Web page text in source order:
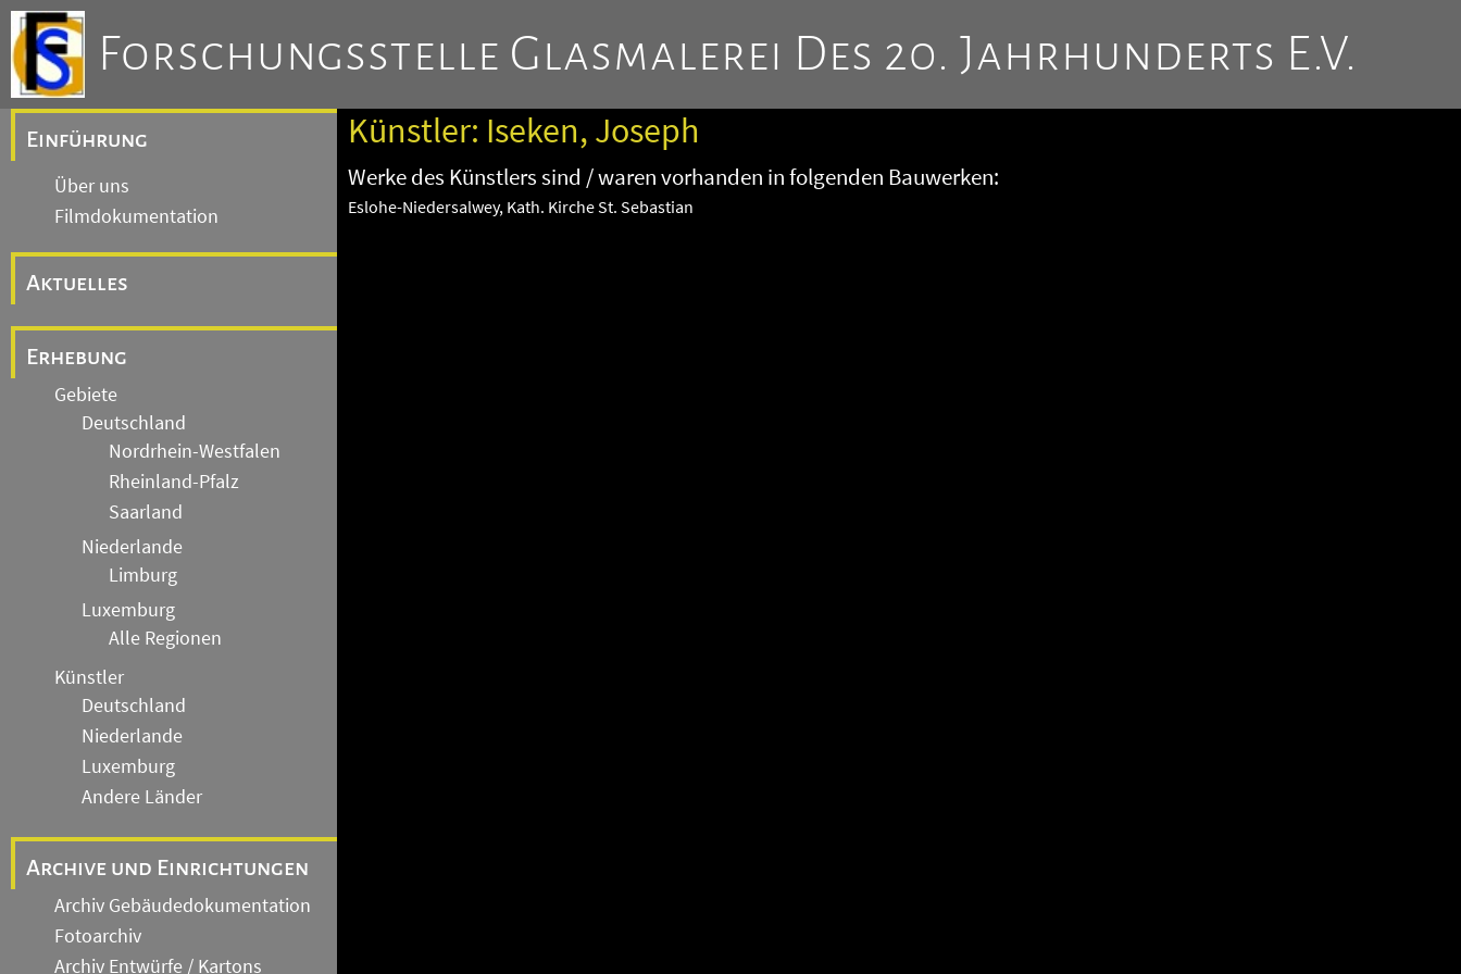
Forschungsstelle Glasmalerei Des 20. Jahrhunderts E.V.
Einführung
Über uns
Filmdokumentation
Aktuelles
Erhebung
Gebiete
Deutschland
Nordrhein-Westfalen
Rheinland-Pfalz
Saarland
Niederlande
Limburg
Luxemburg
Alle Regionen
Künstler
Deutschland
Niederlande
Luxemburg
Andere Länder
Archive und Einrichtungen
Archiv Gebäudedokumentation
Fotoarchiv
Archiv Entwürfe / Kartons
Künstler: Iseken, Joseph
Werke des Künstlers sind / waren vorhanden in folgenden Bauwerken:
Eslohe-Niedersalwey, Kath. Kirche St. Sebastian